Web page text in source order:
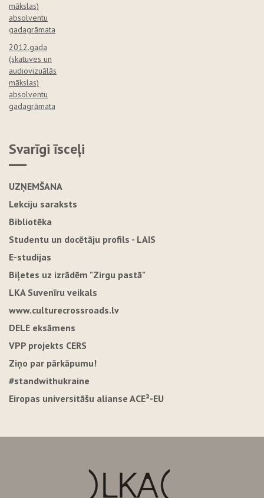
mākslas)
absolventu
gadagrāmata
2012.gada
(skatuves un
audiovizuālās
mākslas)
absolventu
gadagrāmata
Svarīgi īsceļi
UZŅEMŠANA
Lekciju saraksts
Bibliotēka
Studentu un docētāju profils - LAIS
E-studijas
Biļetes uz izrādēm "Zirgu pastā"
LKA Suvenīru veikals
www.culturecrossroads.lv
DELE eksāmens
VPP projekts CERS
Ziņo par pārkāpumu!
#standwithukraine
Eiropas universitāšu alianse ACE²-EU